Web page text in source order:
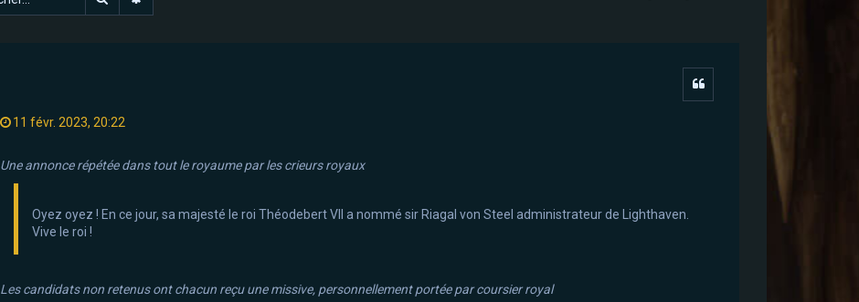
11 févr. 2023, 20:22
Une annonce répétée dans tout le royaume par les crieurs royaux
Oyez oyez ! En ce jour, sa majesté le roi Théodebert VII a nommé sir Riagal von Steel administrateur de Lighthaven.
Vive le roi !
Les candidats non retenus ont chacun reçu une missive, personnellement portée par coursier royal